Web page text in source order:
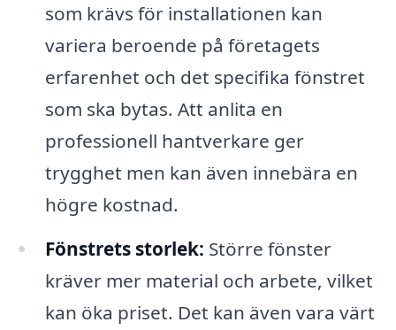
som krävs för installationen kan
variera beroende på företagets
erfarenhet och det specifika fönstret
som ska bytas. Att anlita en
professionell hantverkare ger
trygghet men kan även innebära en
högre kostnad.
Fönstrets storlek: Större fönster
kräver mer material och arbete, vilket
kan öka priset. Det kan även vara värt